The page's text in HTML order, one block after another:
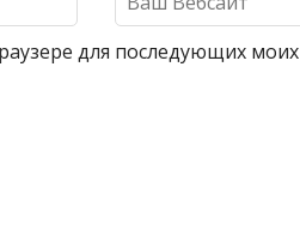
для последующих моих